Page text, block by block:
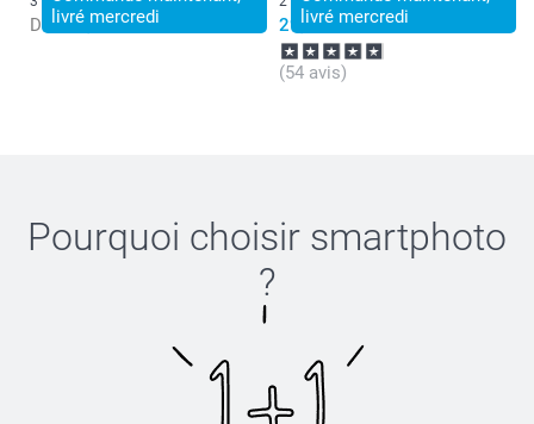
livré mercredi
Dès 14,99
livré mercredi
29,99
(54 avis)
Pourquoi choisir smartphoto
?